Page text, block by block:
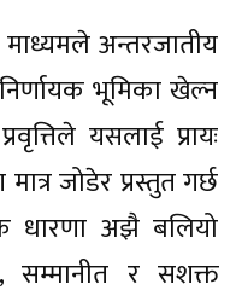
माध्यमले अन्तरजातीय
भूमिका खेल्न
यसलाई प्रायः
जोडेर प्रस्तुत गर्छ
धारणा अझै बलियो
र सशक्त